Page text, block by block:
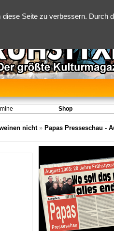
Seite zu verbessern.
Shop
nicht» Papas Presseschau -